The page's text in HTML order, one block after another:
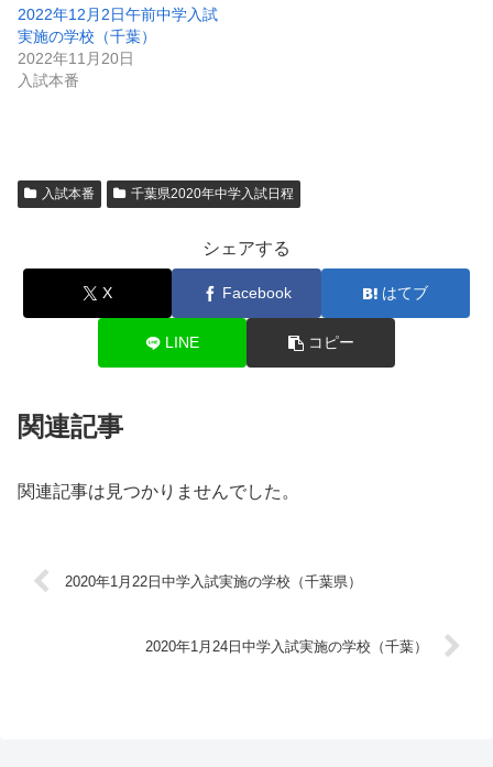
2022年12月2日午前中学入試
実施の学校（千葉）
2022年11月20日
入試本番
入試本番 千葉県2020年中学入試日程
シェアする
X Facebook はてブ
LINE コピー
関連記事
関連記事は見つかりませんでした。
2020年1月22日中学入試実施の学校（千葉県）
2020年1月24日中学入試実施の学校（千葉）